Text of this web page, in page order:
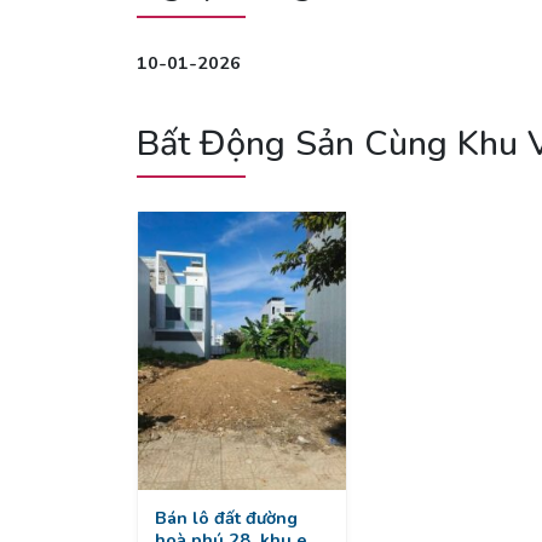
10-01-2026
Bất Động Sản Cùng Khu
Bán lô đất đường